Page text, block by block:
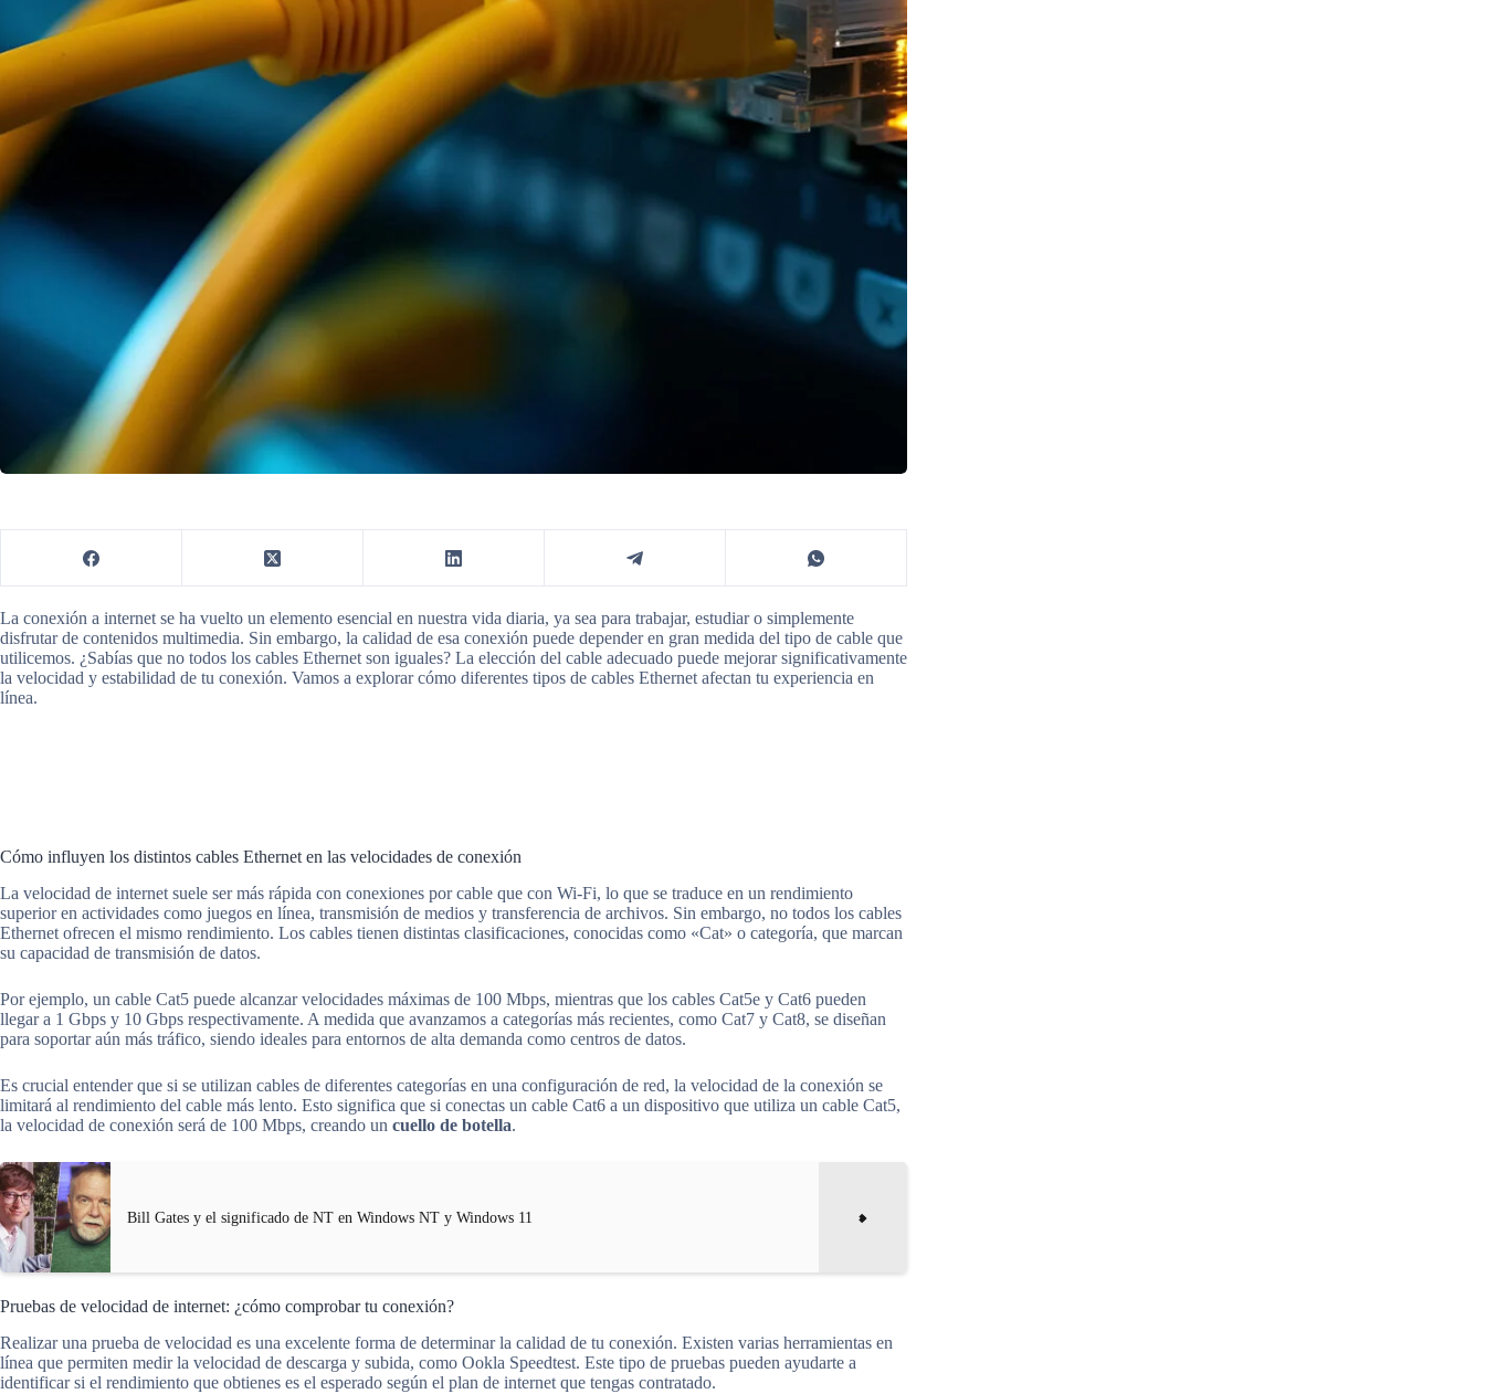
La conexión a internet se ha vuelto un elemento esencial en nuestra vida diaria, ya sea para trabajar, estudiar o simplemente
disfrutar de contenidos multimedia. Sin embargo, la calidad de esa conexión puede depender en gran medida del tipo de cable que
utilicemos. ¿Sabías que no todos los cables Ethernet son iguales? La elección del cable adecuado puede mejorar significativamente
la velocidad y estabilidad de tu conexión. Vamos a explorar cómo diferentes tipos de cables Ethernet afectan tu experiencia en
línea.
Cómo influyen los distintos cables Ethernet en las velocidades de conexión
La velocidad de internet suele ser más rápida con conexiones por cable que con Wi-Fi, lo que se traduce en un rendimiento
superior en actividades como juegos en línea, transmisión de medios y transferencia de archivos. Sin embargo, no todos los cables
Ethernet ofrecen el mismo rendimiento. Los cables tienen distintas clasificaciones, conocidas como «Cat» o categoría, que marcan
su capacidad de transmisión de datos.
Por ejemplo, un cable Cat5 puede alcanzar velocidades máximas de 100 Mbps, mientras que los cables Cat5e y Cat6 pueden
llegar a 1 Gbps y 10 Gbps respectivamente. A medida que avanzamos a categorías más recientes, como Cat7 y Cat8, se diseñan
para soportar aún más tráfico, siendo ideales para entornos de alta demanda como centros de datos.
Es crucial entender que si se utilizan cables de diferentes categorías en una configuración de red, la velocidad de la conexión se
limitará al rendimiento del cable más lento. Esto significa que si conectas un cable Cat6 a un dispositivo que utiliza un cable Cat5,
la velocidad de conexión será de 100 Mbps, creando un cuello de botella.
Bill Gates y el significado de NT en Windows NT y Windows 11
Pruebas de velocidad de internet: ¿cómo comprobar tu conexión?
Realizar una prueba de velocidad es una excelente forma de determinar la calidad de tu conexión. Existen varias herramientas en
línea que permiten medir la velocidad de descarga y subida, como Ookla Speedtest. Este tipo de pruebas pueden ayudarte a
identificar si el rendimiento que obtienes es el esperado según el plan de internet que tengas contratado.